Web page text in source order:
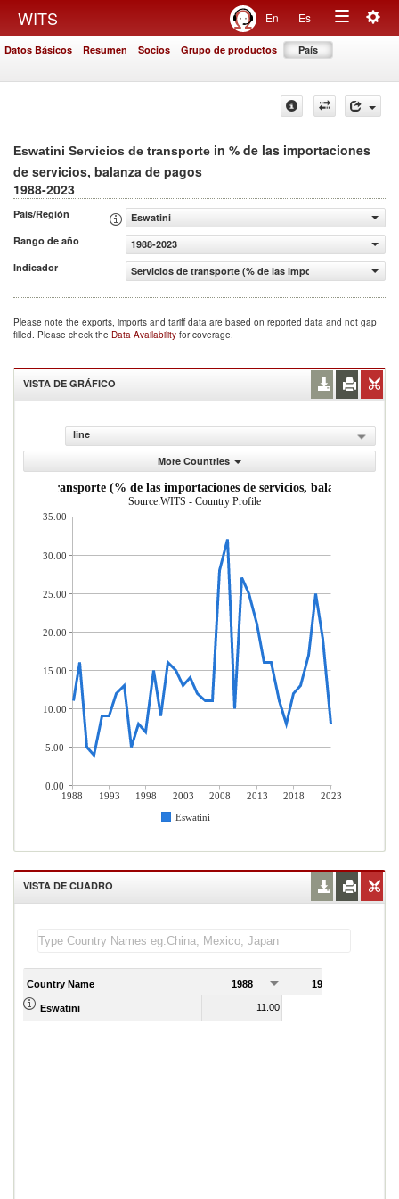
WITS En Es
Toggle
Datos Básicos Resumen Socios Grupo de productos País
Eswatini Servicios de transporte in % de las importaciones
de servicios, balanza de pagos
1988-2023
País/Región
Eswatini
Rango de año
1988-2023
Indicador
Servicios de transporte (% de las importaciones de
Please note the exports, imports and tariff data are based on reported data and not gap
filled. Please check the Data Availability for coverage.
VISTA DE GRÁFICO
line
More Countries
de transporte (% de las importaciones de servicios, balanza de
Source:WITS - Country Profile
1988 1993 1998 2003 2008 2013 2018
2023
Eswatini
35.00
30.00
25.00
20.00
15.00
10.00
5.00
0.00
VISTA DE CUADRO
Country Name 1988 1989
Eswatini 11.00